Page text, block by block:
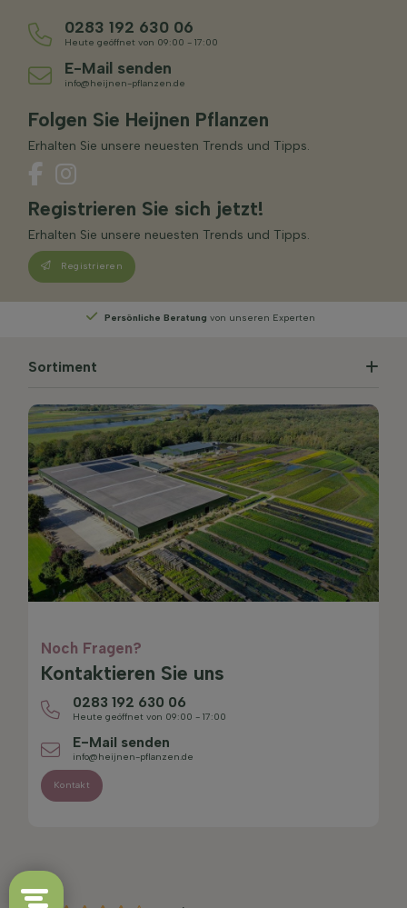
0283 192 630 06
Heute geöffnet von 09:00 - 17:00
E-Mail senden
info@heijnen-pflanzen.de
Folgen Sie Heijnen Pflanzen
Erhalten Sie unsere neuesten Trends und Tipps.
Registrieren Sie sich jetzt!
Erhalten Sie unsere neuesten Trends und Tipps.
Registrieren
WählenSie Ihre Lieferwoche
Sortiment
Noch Fragen?
Kontaktieren Sie uns
0283 192 630 06
Heute geöffnet von 09:00 - 17:00
E-Mail senden
info@heijnen-pflanzen.de
Kontakt